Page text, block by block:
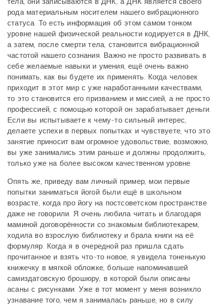
рода материальным носителем нашего вибрационного
статуса. То есть информация об этом самом тонком
уровне нашей физической реальности кодируется в ДНК,
а затем, после смерти тела, становится вибрационной
частотой нашего сознания. Важно не просто развивать в
себе желаемые навыки и умения, ещё очень важно
понимать, как вы будете их применять. Когда человек
приходит в этот мир с уже наработанными качествами,
то это становится его призванием и миссией, а не просто
профессией, с помощью которой он зарабатывает деньги.
Если вы испытываете к чему-то сильный интерес,
делаете успехи в первых попытках и чувствуете, что это
занятие приносит вам огромное удовольствие, возможно,
вы уже занимались этим раньше и должны продолжить,
только уже на более высоком качественном уровне.
Опять же, приведу вам личный пример, мои первые
попытки заниматься йогой были ещё в школьном
возрасте, когда про йогу на постсоветском пространстве
даже не говорили. Я очень любила читать и благодаря
маминой договорённости со знакомым библиотекарем,
ходила во взрослую библиотеку и брала книги на её
формуляр. Когда я в очередной раз пришла сдать
прочитанное и взять что-то новое, я увидела тоненькую
книжечку в мягкой обложке, больше напоминавшей
самиздатовскую брошюру, в которой были описаны
асаны с рисунками. Уже в тот момент у меня возникло
узнавание того, чем я занималась раньше, но в силу